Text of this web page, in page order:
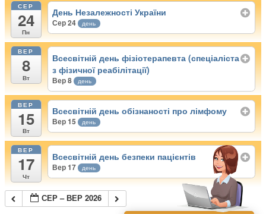
СЕР
24
Пн
День Незалежності України
Сер 24 день
ВЕР
8
Вт
Всесвітній день фізіотерапевта (спеціаліста
з фізичної реабілітації)
Вер 8 день
ВЕР
15
Вт
Всесвітній день обізнаності про лімфому
Вер 15 день
ВЕР
17
Чт
Всесвітній день безпеки пацієнтів
Вер 17 день
СЕР – ВЕР 2026